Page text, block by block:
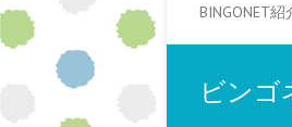
BINGONET紹
ビンゴ